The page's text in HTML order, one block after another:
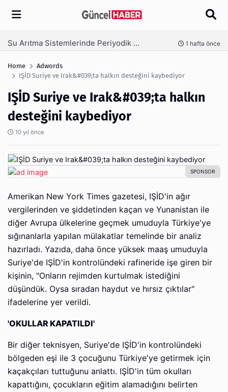
Arama
Ambalaj Süreçlerinde Yeni Nesil Verimliliği Olimpack ile Yakalayın 3 hafta önce
Home
Adwords
IŞİD Suriye ve Irak&#039;ta halkın desteğini kaybediyor
IŞİD Suriye ve Irak&#039;ta halkın
desteğini kaybediyor
10 yıl önce
Amerikan New York Times gazetesi, IŞİD'in ağır
vergilerinden ve şiddetinden kaçan ve Yunanistan ile
diğer Avrupa ülkelerine geçmek umuduyla Türkiye'ye
sığınanlarla yapılan mülakatlar temelinde bir analiz
hazırladı. Yazıda, daha önce yüksek maaş umuduyla
Suriye'de IŞİD'in kontrolündeki rafineride işe giren bir
kişinin, "Onların rejimden kurtulmak istediğini
düşündük. Oysa sıradan haydut ve hırsız çıktılar"
ifadelerine yer verildi.
'OKULLAR KAPATILDI'
Bir diğer teknisyen, Suriye'de IŞİD'in kontrolündeki
bölgeden eşi ile 3 çocuğunu Türkiye'ye getirmek için
kaçakçıları tuttuğunu anlattı. IŞİD'in tüm okulları
kapattığını, çocukların eğitim alamadığını belirten